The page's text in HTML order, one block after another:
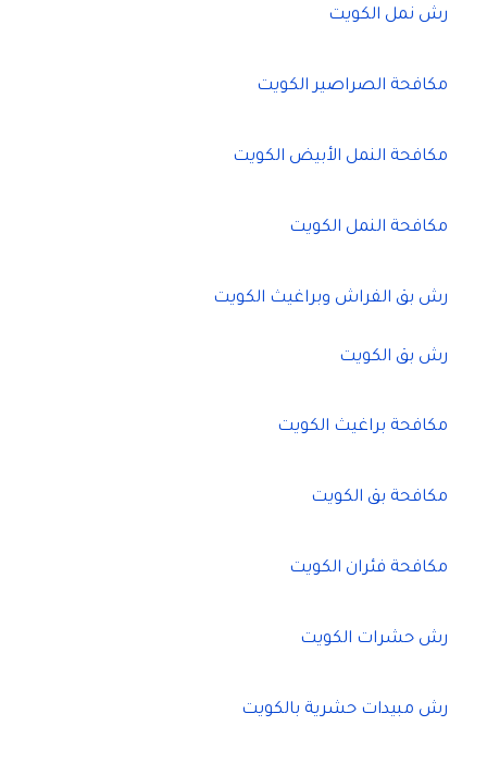
رش نمل الكويت
مكافحة الصراصير الكويت
مكافحة النمل الأبيض الكويت
مكافحة النمل الكويت
رش بق الفراش وبراغيث الكويت
رش بق الكويت
مكافحة براغيث الكويت
مكافحة بق الكويت
مكافحة فئران الكويت
رش حشرات الكويت
رش مبيدات حشرية بالكويت